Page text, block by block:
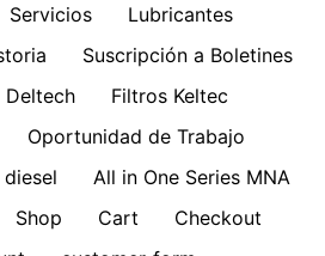
Servicios
Lubricantes
Suscripción a Boletines
Deltech
Filtros Keltec
Oportunidad de Trabajo
All in One Series MNA
Shop Cart
Checkout